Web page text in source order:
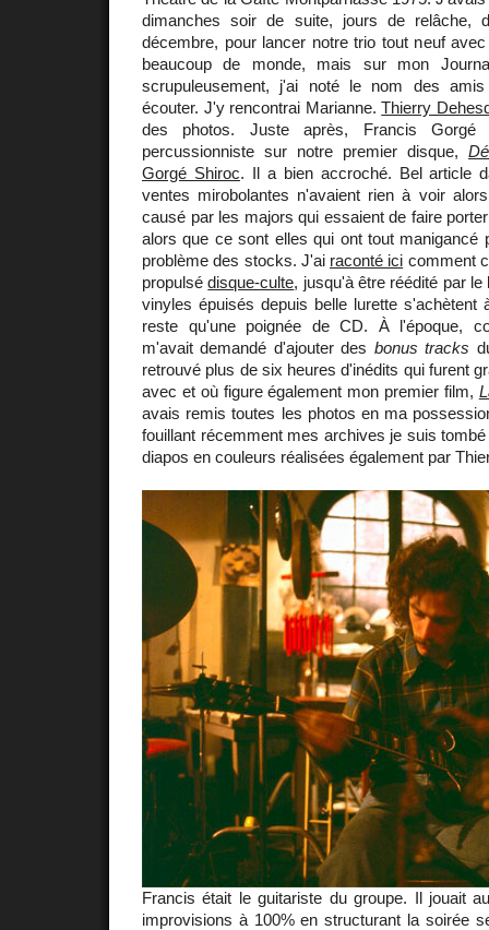
dimanches soir de suite, jours de relâche,
décembre, pour lancer notre trio tout neuf
beaucoup de monde, mais sur mon
scrupuleusement, j'ai noté le nom des
écouter. J'y rencontrai Marianne.Thierry
des photos. Juste après, Francis
percussionniste sur notre premier disque,
Gorgé Shiroc. Il a bien accroché. Bel article
ventes mirobolantes n'avaient rien à voir
causé par les majors qui essaient de faire
alors que ce sont elles qui ont tout manigancé
problème des stocks. J'ai raconté ici comment
propulsédisque-culte, jusqu'à être réédité par
vinyles épuisés depuis belle lurette s'achètent
reste qu'une poignée de CD. À l'époque,
m'avait demandé d'ajouter des bonus tracks
retrouvé plus de six heures d'inédits qui furent
avec et où figure également mon premier film,
avais remis toutes les photos en ma
fouillant récemment mes archives je suis
diapos en couleurs réalisées également par
Francis était le guitariste du groupe. Il jouait
improvisions à 100% en structurant la soirée